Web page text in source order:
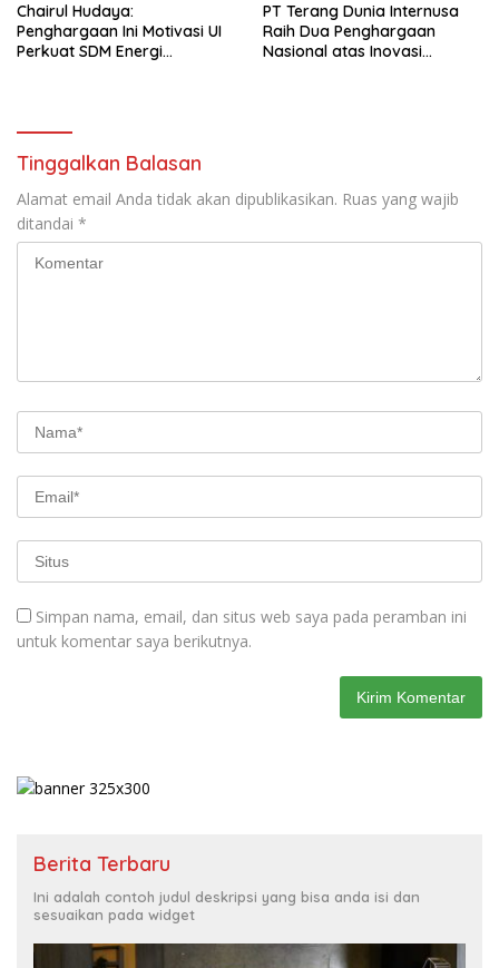
Chairul Hudaya:
Penghargaan Ini Motivasi UI
Perkuat SDM Energi
PT Terang Dunia Internusa
Raih Dua Penghargaan
Nasional atas Inovasi
Tinggalkan Balasan
Alamat email Anda tidak akan dipublikasikan. Ruas yang wajib
ditandai *
Simpan nama, email, dan situs web saya pada peramban ini
untuk komentar saya berikutnya.
Berita Terbaru
Ini adalah contoh judul deskripsi yang bisa anda isi dan
sesuaikan pada widget